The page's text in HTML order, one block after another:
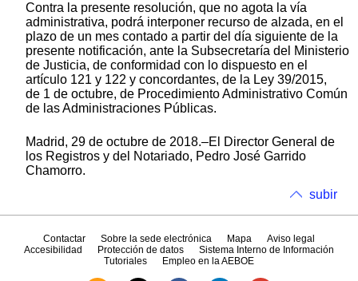
Contra la presente resolución, que no agota la vía
administrativa, podrá interponer recurso de alzada, en el
plazo de un mes contado a partir del día siguiente de la
presente notificación, ante la Subsecretaría del Ministerio
de Justicia, de conformidad con lo dispuesto en el
artículo 121 y 122 y concordantes, de la Ley 39/2015,
de 1 de octubre, de Procedimiento Administrativo Común
de las Administraciones Públicas.
Madrid, 29 de octubre de 2018.–El Director General de
los Registros y del Notariado, Pedro José Garrido
Chamorro.
subir
Contactar Sobre la sede electrónica Mapa
Aviso legal
Accesibilidad
Protección de datos
Sistema Interno de Información
Tutoriales
Empleo en la AEBOE